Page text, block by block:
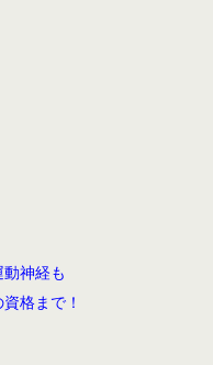
神経も
格まで！